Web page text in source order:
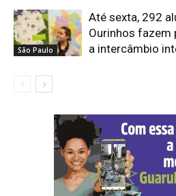
São Paulo
Até sexta, 292
Ourinhos fazem
a intercâmbio